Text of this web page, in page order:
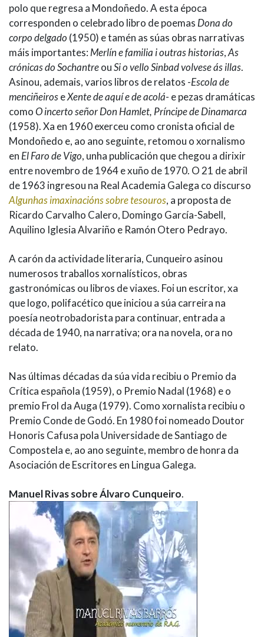
polo que regresa a Mondoñedo. A esta época
corresponden o celebrado libro de poemas Dona do
corpo delgado (1950) e tamén as súas obras narrativas
máis importantes: Merlín e familia i outras historias,As
crónicas do SochantreouSi o vello Sinbad volvese ás illas.
Asinou, ademais, varios libros de relatos -Escola de
menciñeiroseXente de aquí e de acolá- e pezas dramáticas
comoO incerto señor Don Hamlet, Príncipe de Dinamarca
(1958). Xa en 1960 exerceu como cronista oficial de
Mondoñedo e, ao ano seguinte, retomou o xornalismo
en El Faro de Vigo, unha publicación que chegou a dirixir
entre novembro de 1964 e xuño de 1970. O 21 de abril
de 1963 ingresou na Real Academia Galega co discurso
Algunhas imaxinacións sobre tesouros, a proposta de
Ricardo Carvalho Calero, Domingo García-Sabell,
Aquilino Iglesia Alvariño e Ramón Otero Pedrayo.
A carón da actividade literaria, Cunqueiro asinou
numerosos traballos xornalísticos, obras
gastronómicas ou libros de viaxes. Foi un escritor, xa
que logo, polifacético que iniciou a súa carreira na
poesía neotrobadorista para continuar, entrada a
década de 1940, na narrativa; ora na novela, ora no
relato.
Nas últimas décadas da súa vida recibiu o Premio da
Crítica española (1959), o Premio Nadal (1968) e o
premio Frol da Auga (1979). Como xornalista recibiu o
Premio Conde de Godó. En 1980 foi nomeado Doutor
Honoris Cafusa pola Universidade de Santiago de
Compostela e, ao ano seguinte, membro de honra da
Asociación de Escritores en Lingua Galega.
Manuel Rivas sobre Álvaro Cunqueiro.